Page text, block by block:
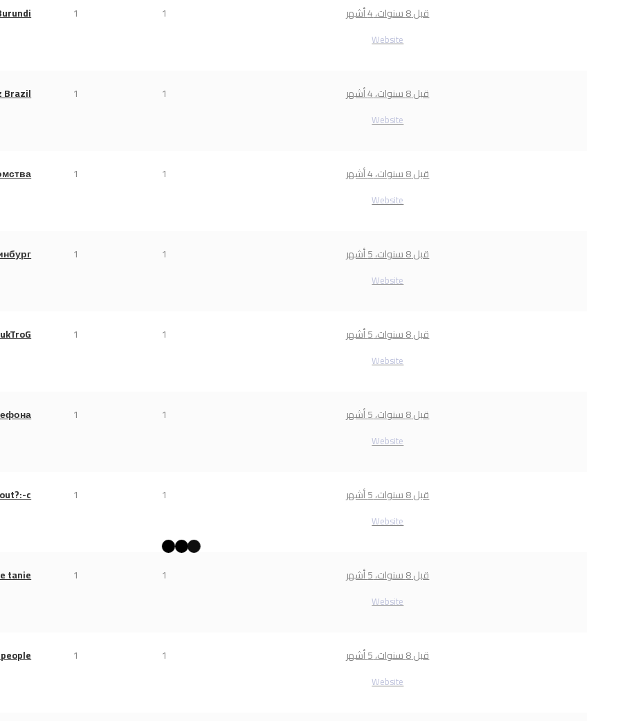
1 1 قبل 8 سنوات، 4 أشهر
Website
Brazil 1 1 قبل 8 سنوات، 4 أشهر
Website
1 1 قبل 8 سنوات، 4 أشهر
Website
1 1 قبل 8 سنوات، 5 أشهر
Website
1 1 قبل 8 سنوات، 5 أشهر
Website
1 1 قبل 8 سنوات، 5 أشهر
Website
c 1 1 قبل 8 سنوات، 5 أشهر
Website
tanie 1 1 قبل 8 سنوات، 5 أشهر
Website
1 1 قبل 8 سنوات، 5 أشهر
Website